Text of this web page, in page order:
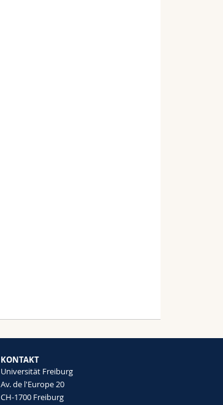
KONTAKT
Universität Freiburg
Av. de l'Europe 20
CH-1700 Freiburg